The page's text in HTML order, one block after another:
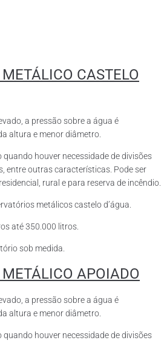
METÁLICO CASTELO
a pressão sobre a água é
altura e menor diâmetro.
quando houver necessidade de divisões
entre outras características. Pode ser
rural e para reserva de incêndio.
metálicos castelo d’água.
até 350.000 litros.
sob medida.
METÁLICO APOIADO
a pressão sobre a água é
altura e menor diâmetro.
quando houver necessidade de divisões